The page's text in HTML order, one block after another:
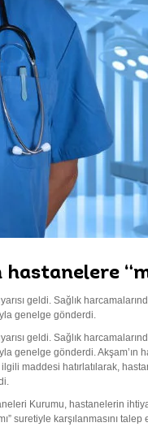
hastanelere
geldi. Sağlık
genelge gönderdi.
geldi. Sağlık
genelge gönderdi. Akşam’ın
maddesi hatırlatılarak,
Kurumu, hastanelerin
suretiyle karşılanmasını